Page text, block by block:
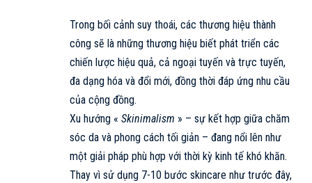
Trong bối cảnh suy thoái, các thương hiệu thành
công sẽ là những thương hiệu biết phát triển các
chiến lược hiệu quả, cả ngoại tuyến và trực tuyến,
đa dạng hóa và đổi mới, đồng thời đáp ứng nhu cầu
của cộng đồng.
Xu hướng « Skinimalism » – sự kết hợp giữa chăm
sóc da và phong cách tối giản – đang nổi lên như
một giải pháp phù hợp với thời kỳ kinh tế khó khăn.
Thay vì sử dụng 7-10 bước skincare như trước đây,